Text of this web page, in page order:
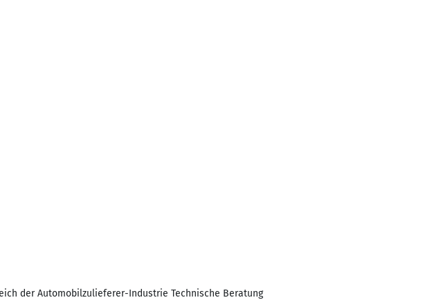
der Automobilzulieferer-Industrie Technische Beratung